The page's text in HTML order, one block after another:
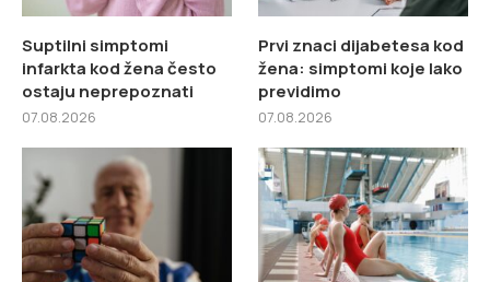
Suptilni simptomi
infarkta kod žena često
ostaju neprepoznati
07.08.2026
Prvi znaci dijabetesa kod
žena: simptomi koje lako
previdimo
07.08.2026